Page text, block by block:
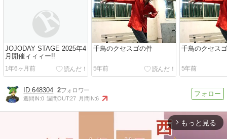
JOJODAY STAGE 2025年4
月開催ィィィー!!
1年6ヶ月前
千鳥のクセスゴの件
5年前
千鳥のクセス
5年前
648304 2
週間IN:0 週間OUT:27 月間IN:6
arrow_forward_ios もっと見る